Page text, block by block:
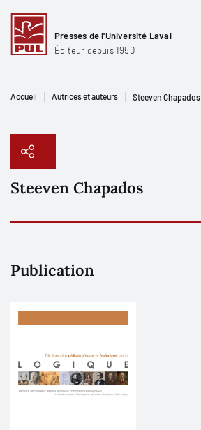
Presses de l'Université Laval
Éditeur depuis 1950
Accueil Autrices et auteurs Steeven Chapados
Steeven Chapados
Publication